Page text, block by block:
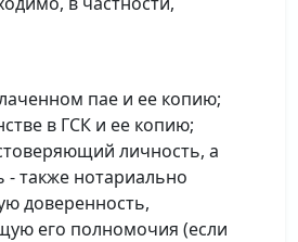
пае и ее копию;
в ГСК и ее копию;
личность, а
- также нотариально
доверенность,
его полномочия (если